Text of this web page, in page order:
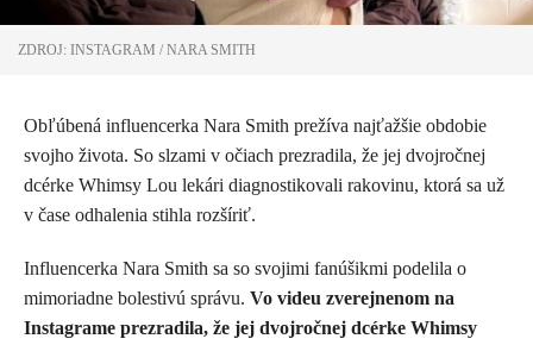
ZDROJ: INSTAGRAM / NARA SMITH
Obľúbená influencerka Nara Smith prežíva najťažšie obdobie
svojho života. So slzami v očiach prezradila, že jej dvojročnej
dcérke Whimsy Lou lekári diagnostikovali rakovinu, ktorá sa už
v čase odhalenia stihla rozšíriť.
Influencerka Nara Smith sa so svojimi fanúšikmi podelila o
mimoriadne bolestivú správu. Vo videu zverejnenom na
Instagrame prezradila, že jej dvojročnej dcérke Whimsy